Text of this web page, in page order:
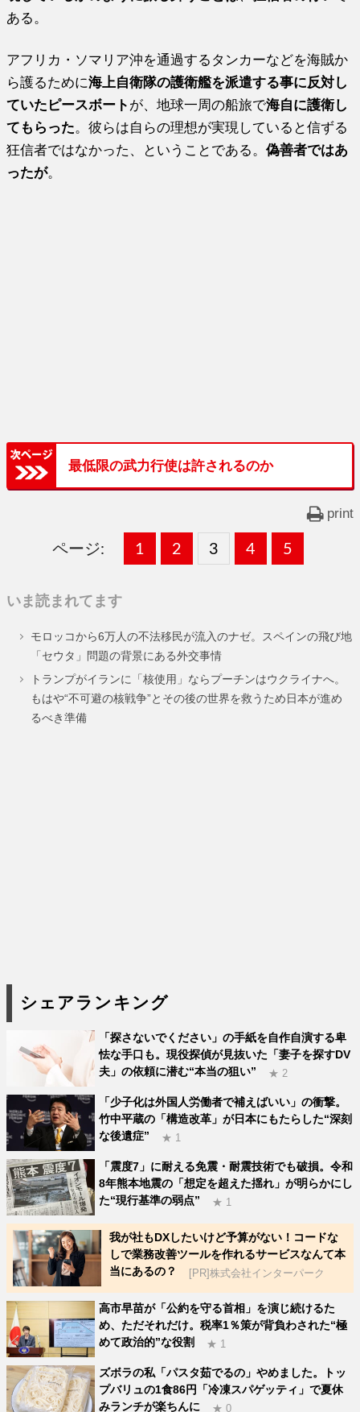
ある。
アフリカ・ソマリア沖を通過するタンカーなどを海賊か
ら護るために海上自衛隊の護衛艦を派遣する事に反対し
ていたピースボート が、地球一周の船旅で海自に護衛し
てもらった。彼らは自らの理想が実現していると信ずる
狂信者ではなかった、ということである。偽善者ではあ
ったが。
最低限の武力行使は許されるのか
print
ページ:
固
ー
ジ
1 ,
固
ー
ジ
2 ,
固
ー
ジ
3 ,
固
ー
ジ
4 ,
固
ー
ジ
5
いま読まれてます
モロッコから6万人の不法移民が流入のナゼ。スペインの飛び地
「セウタ」問題の背景にある外交事情
トランプがイランに「核使用」ならプーチンはウクライナへ。
もはや“不可避の核戦争”とその後の世界を救うため日本が進め
るべき準備
シェアランキング
「探さないでください」の手紙を自作自演する卑
怯な手口も。現役探偵が見抜いた「妻子を探すDV
夫」の依頼に潜む“本当の狙い”
★ 2
「少子化は外国人労働者で補えばいい」の衝撃。
竹中平蔵の「構造改革」が日本にもたらした“深刻
な後遺症”
★ 1
「震度7」に耐える免震・耐震技術でも破損。令和
8年熊本地震の「想定を超えた揺れ」が明らかにし
た“現行基準の弱点”
★ 1
我が社もDXしたいけど予算がない！コードな
しで業務改善ツールを作れるサービスなんて本
当にあるの？
[PR]株式会社インターパーク
高市早苗が「公約を守る首相」を演じ続けるた
め、ただそれだけ。税率1％策が背負わされた“極
めて政治的”な役割
★ 1
ズボラの私「パスタ茹でるの」やめました。トッ
プバリュの1食86円「冷凍スパゲッティ」で夏休
みランチが楽ちんに
★ 0